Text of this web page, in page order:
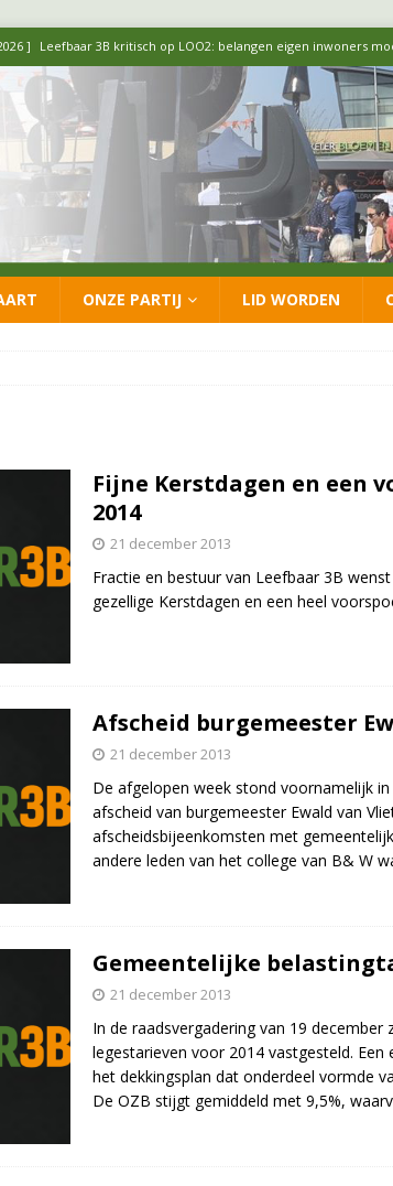
] Leefbaar 3B kritisch op LOO2: belangen eigen inwoners
] Leefbaar 3B ondersteunt oproep van lokale partijen uit
niet af! FRACTIE
] Update over de formatie: vacature voor onafhankelijke
] Leefbaar 3B en CDA presenteren coalitieakkoord:
ONZE PARTIJ LID WORDEN
Fijne Kerstdagen en een
2014
21 december 2013
Fractie en bestuur van Leefbaar 3B
gezellige Kerstdagen en een heel
Afscheid burgemeester
21 december 2013
De afgelopen week stond voornamelijk
afscheid van burgemeester Ewald van
afscheidsbijeenkomsten met
andere leden van het college van B& W
Gemeentelijke
21 december 2013
In de raadsvergadering van 19 december
legestarieven voor 2014 vastgesteld.
het dekkingsplan dat onderdeel vormde
De OZB stijgt gemiddeld met 9,5%,